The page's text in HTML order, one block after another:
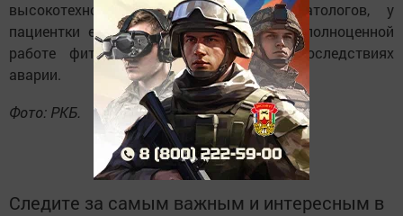
высокотехнологичному подходу травматологов, у
пациентки есть все шансы вернуться к полноценной
работе фитнес-тренера и забыть о последствиях
аварии.
Фото: РКБ.
Следите за самым важным и интересным в